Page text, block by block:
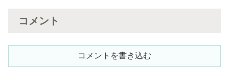
コメント
コメントを書き込む